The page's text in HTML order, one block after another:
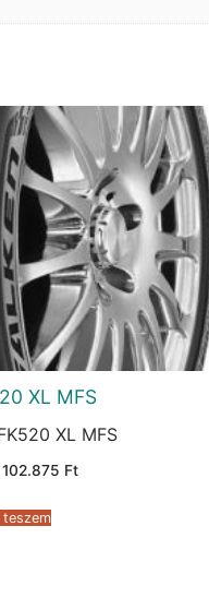
XL MFS
XL MFS
Original
234.937 Ft.
102.875 FtCurrent
teszem